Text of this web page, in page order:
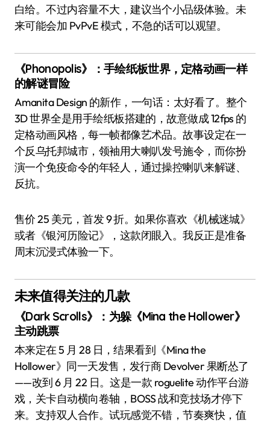
白给。不过内容量不大，建议当个小品级体验。未
来可能会加 PvPvE 模式，不急的话可以观望。
《Phonopolis》：手绘纸板世界，定格动画一样
的解谜冒险
Amanita Design 的新作，一句话：太好看了。整个
3D 世界全是用手绘纸板搭建的，故意做成 12fps 的
定格动画风格，每一帧都像艺术品。故事设定在一
个反乌托邦城市，领袖用大喇叭发号施令，而你扮
演一个免疫命令的年轻人，通过操控喇叭来解谜、
反抗。
售价 25 美元，首发 9 折。如果你喜欢《机械迷城》
或者《银河历险记》，这款闭眼入。我反正是准备
周末沉浸式体验一下。
未来值得关注的几款
《Dark Scrolls》：为躲《Mina the Hollower》
主动跳票
本来定在 5 月 28 日，结果看到《Mina the
Hollower》同一天发售，发行商 Devolver 果断怂了
——改到 6 月 22 日。这是一款 roguelite 动作平台游
戏，关卡自动横向卷轴，BOSS 战和竞技场才停下
来。支持双人合作。试玩感觉不错，节奏爽快，值